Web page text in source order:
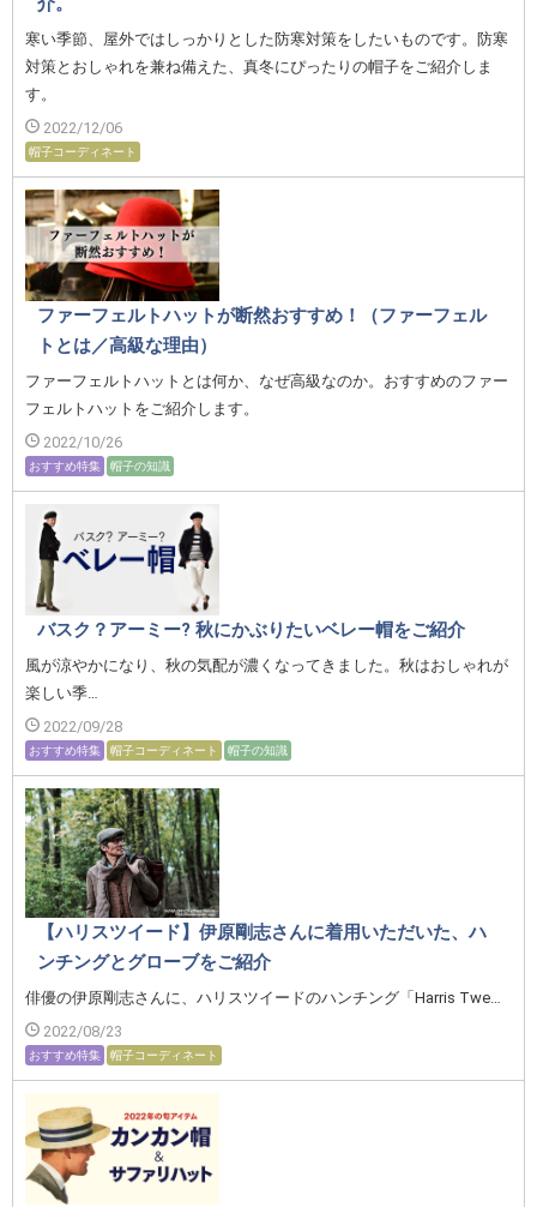
寒い季節、屋外ではしっかりとした防寒対策をしたいものです。防寒
対策とおしゃれを兼ね備えた、真冬にぴったりの帽子をご紹介しま
す。
2022/12/06
帽子コーディネート
ファーフェルトハットが断然おすすめ！（ファーフェル
トとは／高級な理由）
ファーフェルトハットとは何か、なぜ高級なのか。おすすめのファー
フェルトハットをご紹介します。
2022/10/26
おすすめ特集 帽子の知識
バスク？アーミー? 秋にかぶりたいベレー帽をご紹介
風が涼やかになり、秋の気配が濃くなってきました。秋はおしゃれが
楽しい季…
2022/09/28
おすすめ特集 帽子コーディネート 帽子の知識
【ハリスツイード】伊原剛志さんに着用いただいた、ハ
ンチングとグローブをご紹介
俳優の伊原剛志さんに、ハリスツイードのハンチング「Harris Twe…
2022/08/23
おすすめ特集 帽子コーディネート